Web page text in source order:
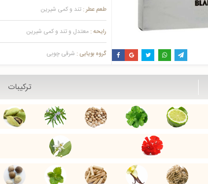
طعم عطر : تند و کمی شیرین
رایحه : معتدل و تند و کمی شیرین
گروه بویایی : شرقی چوبی
ترکیبات